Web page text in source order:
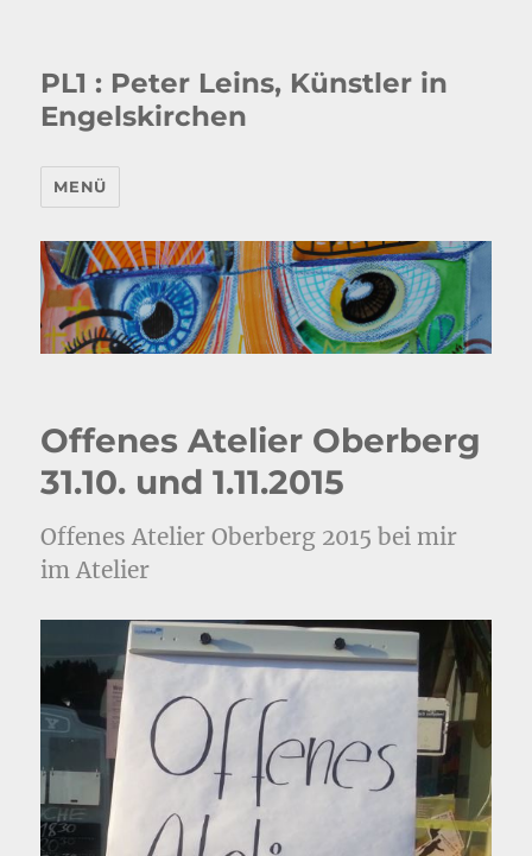
PL1 : Peter Leins, Künstler in
Engelskirchen
MENÜ
Offenes Atelier Oberberg
31.10. und 1.11.2015
Offenes Atelier Oberberg 2015 bei mir
im Atelier